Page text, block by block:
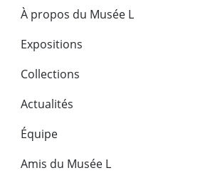
À propos du Musée L
Expositions
Collections
Actualités
Équipe
Amis du Musée L